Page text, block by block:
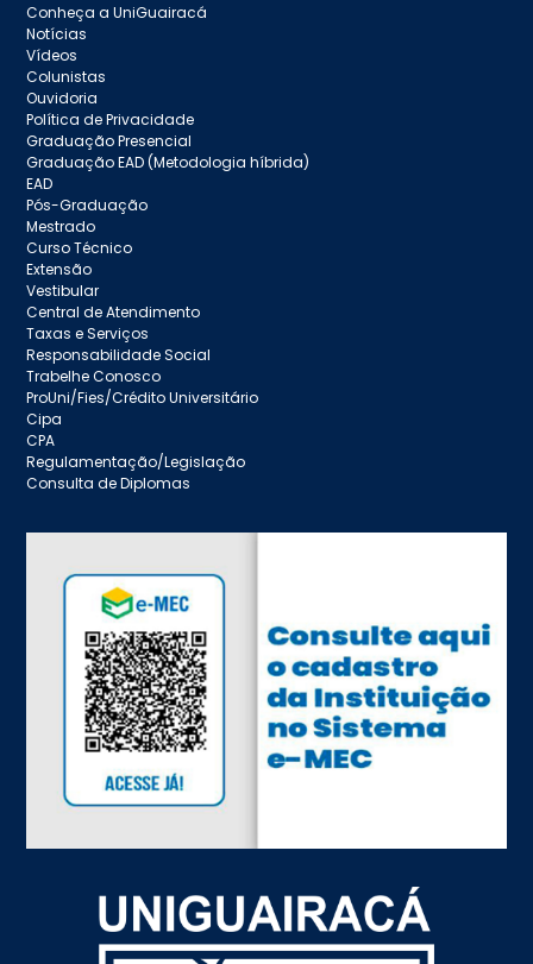
Conheça a UniGuairacá
Notícias
Vídeos
Colunistas
Ouvidoria
Política de Privacidade
Graduação Presencial
Graduação EAD (Metodologia híbrida)
EAD
Pós-Graduação
Mestrado
Curso Técnico
Extensão
Vestibular
Central de Atendimento
Taxas e Serviços
Responsabilidade Social
Trabelhe Conosco
ProUni/Fies/Crédito Universitário
Cipa
CPA
Regulamentação/Legislação
Consulta de Diplomas